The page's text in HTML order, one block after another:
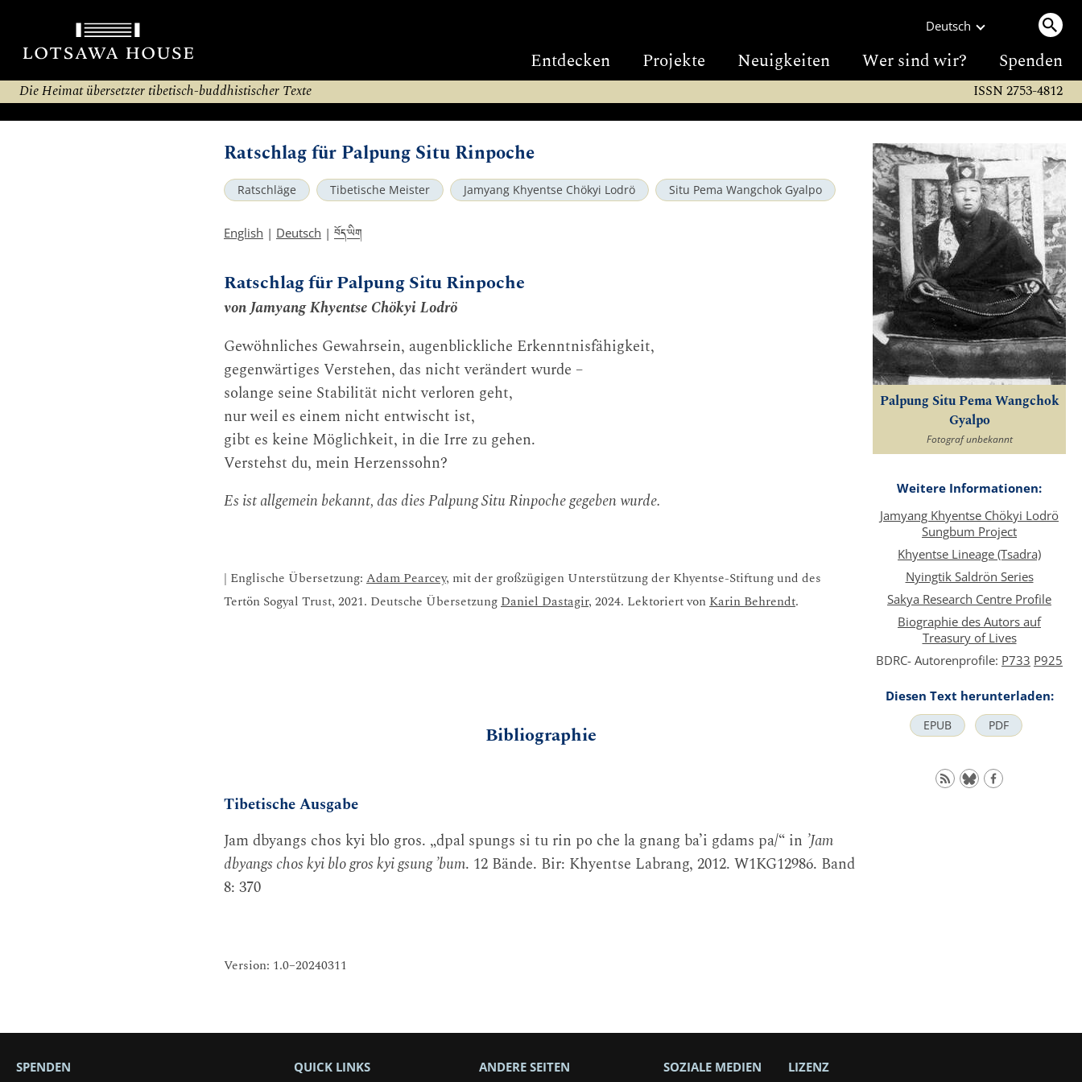
Deutsch
Entdecken Projekte Neuigkeiten Wer sind wir? Spenden
Die Heimat übersetzter tibetisch-buddhistischer Texte ISSN 2753-4812
Ratschlag für Palpung Situ Rinpoche
Ratschläge Tibetische Meister Jamyang Khyentse Chökyi Lodrö Situ Pema Wangchok Gyalpo
English | Deutsch | བོད་ཡིག
Ratschlag für Palpung Situ Rinpoche
von Jamyang Khyentse Chökyi Lodrö
Gewöhnliches Gewahrsein, augenblickliche Erkenntnisfähigkeit,
gegenwärtiges Verstehen, das nicht verändert wurde –
solange seine Stabilität nicht verloren geht,
nur weil es einem nicht entwischt ist,
gibt es keine Möglichkeit, in die Irre zu gehen.
Verstehst du, mein Herzenssohn?
Es ist allgemein bekannt, das dies Palpung Situ Rinpoche gegeben wurde.
| Englische Übersetzung: Adam Pearcey, mit der großzügigen Unterstützung der Khyentse-Stiftung und des
Tertön Sogyal Trust, 2021. Deutsche ÜbersetzungDaniel Dastagir, 2024. Lektoriert vonKarin Behrendt.
Bibliographie
Tibetische Ausgabe
Jam dbyangs chos kyi blo gros. „dpal spungs si tu rin po che la gnang ba’i gdams pa/“ in ’Jam
dbyangs chos kyi blo gros kyi gsung ’bum. 12 Bände. Bir: Khyentse Labrang, 2012. W1KG12986. Band
8: 370
Version: 1.0–20240311
Palpung Situ Pema Wangchok
Gyalpo
Fotograf unbekannt
Weitere Informationen:
Jamyang Khyentse Chökyi Lodrö
Sungbum Project
Khyentse Lineage (Tsadra)
Nyingtik Saldrön Series
Sakya Research Centre Profile
Biographie des Autors auf
Treasury of Lives
BDRC- Autorenprofile: P733 P925
Diesen Text herunterladen:
EPUB PDF
SPENDEN QUICK LINKS ANDERE SEITEN SOZIALE MEDIEN LIZENZ